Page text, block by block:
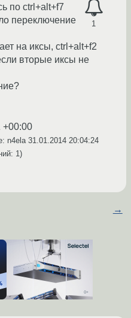
1
по ctrl+alt+f7
переключение
на иксы, ctrl+alt+f2
вторые иксы не
+00:00
n4ela 31.01.2014 20:04:24
1)
→